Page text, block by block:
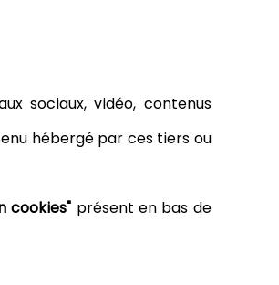
sociaux, vidéo, contenus
hébergé par ces tiers ou
cookies" présent en bas de